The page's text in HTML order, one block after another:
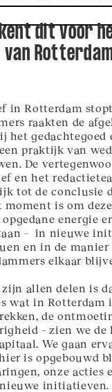
dit voor
in Rotterdam
raakten de
het gedachtegoed
praktijk van
De
en het
tot de conclusie
is om
opgedane energie
– in nieuwe
en in de manier
elkaar
allen delen is
wat in Rotterdam
de
– zien we de
We gaan
is opgebouwd
onze acties
nieuwe initiatieven.